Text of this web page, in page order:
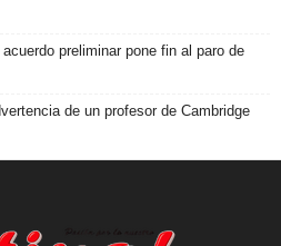
preliminar pone fin al paro de
de un profesor de Cambridge